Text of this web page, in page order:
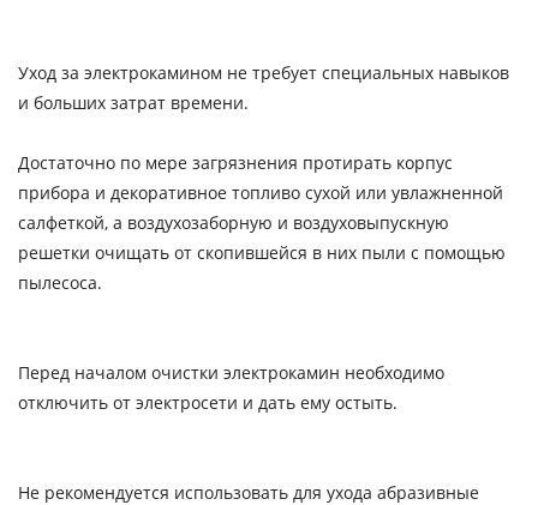
Уход за электрокамином не требует специальных навыков
и больших затрат времени.
Достаточно по мере загрязнения протирать корпус
прибора и декоративное топливо сухой или увлажненной
салфеткой, а воздухозаборную и воздуховыпускную
решетки очищать от скопившейся в них пыли с помощью
пылесоса.
Перед началом очистки электрокамин необходимо
отключить от электросети и дать ему остыть.
Не рекомендуется использовать для ухода абразивные